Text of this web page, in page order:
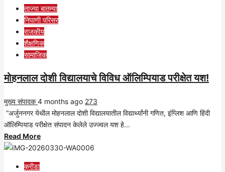
मोहनलाल
दोशी
विद्यालयाचे
‘गणित
प्रज्ञा’
परीक्षेत
उज्ज्वल
ताज्या बातम्या
निपाणी परिसर
राजकीय
शैक्षणिक
सामाजिक
मोहनलाल दोशी विद्यालयाचे विविध ऑलिम्पियाड परीक्षेत यश!
मुख्य संपादक4 months ago 273
“अर्जुननगर येथील मोहनलाल दोशी विद्यालयातील विद्यार्थ्यांनी गणित, इंग्लिश आणि हिंदी
ऑलिम्पियाड परीक्षेत संपादन केलेले उज्ज्वल यश हे...
Read MoreRead
more
क्रीडा